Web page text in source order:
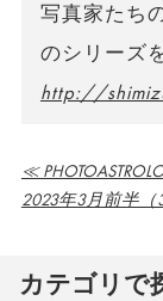
写真家たち
のシリーズ
http://
≪
2023年3月前半
カテゴリで